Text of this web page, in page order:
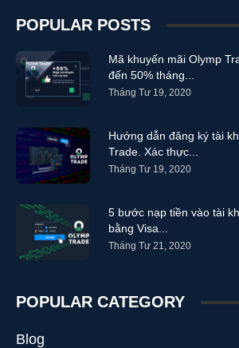
POPULAR POSTS
Mã khuyến mãi Olymp
đến 50% tháng...
Tháng Tư 19, 2020
Hướng dẫn đăng ký tài
Trade. Xác thực...
Tháng Tư 19, 2020
5 bước nạp tiền vào tài
bằng Visa...
Tháng Tư 21, 2020
POPULAR CATEGORY
Blog